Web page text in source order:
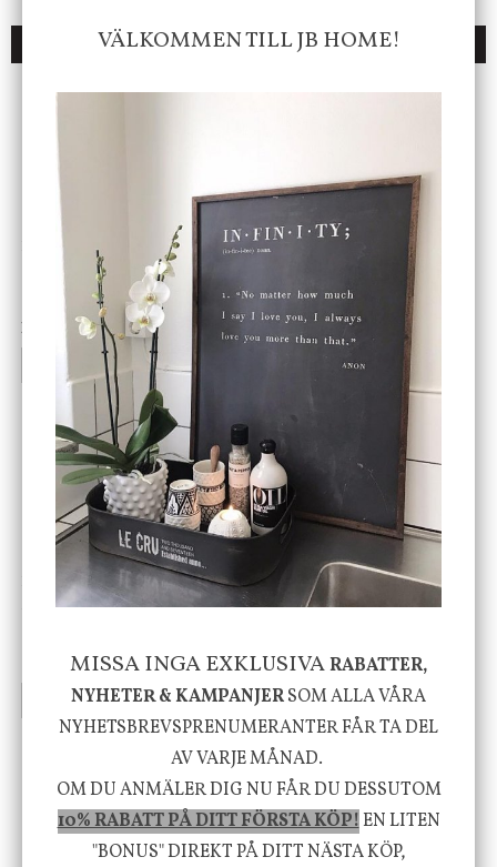
DU KANSKE OCKSÅ ÄR INTRESSERAD AV
DBKD
Cloudy kruka mini, vit
199 kr
KÖP
Star Trading
Bordslampa Mushroom
vit, Utomhus
499 kr
KÖP
House Doctor
Skål, Hands marmor
635 kr795 kr
-20%
INFO KÖP
Nicolas Vahé
Serveringsfat, Ostron,
415 kr
INFO KÖP
Vi vill förmedla känsla, upplevelse och
välbefinnande för dig och ditt hem! Med
VÄLKOMMEN TILL JB HOME!
MISSA INGA EXKLUSIVARABATTER,
NYHETER & KAMPANJERSOM ALLA VÅRA
NYHETSBREVSPRENUMERANTER FÅR TA DEL
AV VARJE MÅNAD.
OM DU ANMÄLER DIG NU FÅR DU DESSUTOM
10% RABATT PÅ DITT FÖRSTA KÖP!EN LITEN
"BONUS" DIREKT PÅ DITT NÄSTA KÖP,